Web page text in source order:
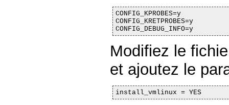
CONFIG_KPROBES=y
CONFIG_KRETPROBES=y
CONFIG_DEBUG_INFO=y
Modifiez le
et ajoutez le
install_vmlinux = YES